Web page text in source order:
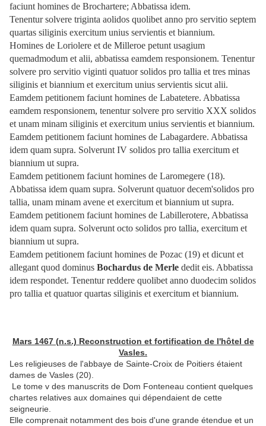
faciunt homines de Brochartere; Abbatissa idem.
Tenentur solvere triginta aolidos quolibet anno pro servitio septem
quartas siliginis exercitum unius servientis et biannium.
Homines de Loriolere et de Milleroe petunt usagium
quemadmodum et alii, abbatissa eamdem responsionem. Tenentur
solvere pro servitio viginti quatuor solidos pro tallia et tres minas
siliginis et biannium et exercitum unius servientis sicut alii.
Eamdem petitionem faciunt homines de Labatetere. Abbatissa
eamdem responsionem, tenentur solvere pro servitio XXX solidos
et unam minam siliginis et exercitum unius servientis et biannium.
Eamdem petitionem faciunt homines de Labagardere. Abbatissa
idem quam supra. Solverunt IV solidos pro tallia exercitum et
biannium ut supra.
Eamdem petitionem faciunt homines de Laromegere (18).
Abbatissa idem quam supra. Solverunt quatuor decem'solidos pro
tallia, unam minam avene et exercitum et biannium ut supra.
Eamdem petitionem faciunt homines de Labillerotere, Abbatissa
idem quam supra. Solverunt octo solidos pro tallia, exercitum et
biannium ut supra.
Eamdem petitionem faciunt homines de Pozac (19) et dicunt et
allegant quod dominus Bochardus de Merle dedit eis. Abbatissa
idem respondet. Tenentur reddere quolibet anno duodecim solidos
pro tallia et quatuor quartas siliginis et exercitum et biannium.
Mars 1467 (n.s.) Reconstruction et fortification de l'hôtel de
Vasles.
Les religieuses de l'abbaye de Sainte-Croix de Poitiers étaient
dames de Vasles (20).
Le tome v des manuscrits de Dom Fonteneau contient quelques
chartes relatives aux domaines qui dépendaient de cette
seigneurie.
Elle comprenait notamment des bois d'une grande étendue et un